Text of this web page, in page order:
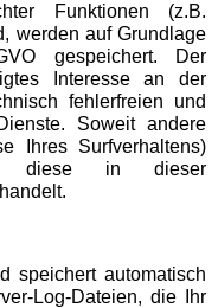
Funktionen (z.B.
werden auf Grundlage
gespeichert. Der
Interesse an der
fehlerfreien und
Soweit andere
Ihres Surfverhaltens)
diese in dieser
speichert automatisch
Log-Dateien, die Ihr